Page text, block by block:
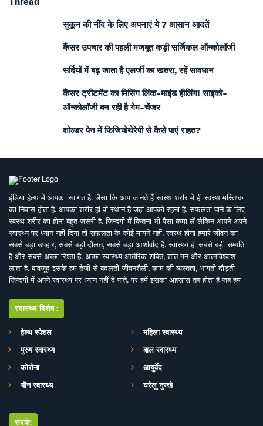
सुकून की नींद के लिए अपनाएं ये 7 आसान आदतें
कैंसर उपचार की पहली मजबूत कड़ी सर्जिकल ऑन्कोलॉजी
सर्दियों में बढ़ जाता है एलर्जी का खतरा, रहें सावधान
कैंसर ट्रीटमेंट का मिसिंग लिंक-माइंड हीलिंग! साइको-
ऑन्कोलॉजी बन रही है गेम-चेंजर
शोल्डर पेन में फिजियोथेरेपी से कैसे पाएं राहत?
इंडिया हेल्थ में आपका स्वागत है. जैसा कि आप जानते हैं स्वस्थ शरीर में ही स्वस्थ मस्तिष्क
का निवास होता है. आपका शरीर ही वो स्थान है जहां आपको रहना है. सफलता पाने के लिए
स्वस्थ शरीर का होना बहुत ज़रूरी है. ज़िन्दगी में कितना भी पैसा कमा लें लेकिन आपने अपने
स्वास्थ्य पर ध्यान नहीं दिया तो सफलता के कोई मायने नहीं. स्वस्थ होना हमारे जीवन का
सबसे बड़ा उपहार, सबसे बड़ी दौलत, सबसे बड़ा आशीर्वाद है. स्वास्थ्य ही सबसे बड़ी सम्पति
है और सबसे अच्छा रिश्ता है. अच्छा स्वास्थ्य आतंरिक शक्ति, शांत मन और आत्मविश्वाश
लाता है. बावजूद इसके हम तेजी से बदलती जीवनशैली, काम की व्यस्तता, भागती दौड़ती
ज़िन्दगी में अपने स्वास्थ्य पर ध्यान नहीं दे पाते. पर हमें इसका अहसास तब होता है जब हम
सर्वे सन्तु निरामया की परिकल्पना को साकार करने के मकसद से इस डिजिटल मीडिया
प्लेटफाॅर्म की परिकल्पना की गई है. जहां स्वास्थ्य विशेषज्ञों के साथ पत्रकारों, शोधकर्ताओं,
चिकित्सकों की एक बेहतर टीम विभिन्न बीमारियों और उनके इलाज, विशेषज्ञों की राय, नवीन
जागरूकता के ​मिशन के साथ आपसे जुड़ रही है. जिसका मकसद सिर्फ और सिर्फ आपको
स्वास्थ्य सूचना और जानकारी प्रदान करना है. उम्मीद ही नहीं पूरा भरोसा है आप पूरी
सावधानी के साथ स्वास्थ्य से जुड़ी जानकारियां द इंडिया हेल्थ के मार्फत प्राप्त करेंगेे और
बिना चिकित्सकीय सलाह या हेल्थ एक्सपर्ट के परामर्श के इनका अनुसरण करने से भी बचेंगे.
स्वास्थ्य विशेष:
हेल्थ स्पेशल
महिला स्वास्थ्य
पुरुष स्वास्थ्य
बाल स्वास्थ्य
कोरोना
आयुर्वेद
यौन स्वास्थ्य
घरेलू नुस्खे
संपर्क: